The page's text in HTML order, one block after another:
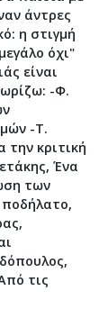
άντρες
η στιγμή
όχι"
είναι
-Φ.
-Τ.
την κριτική
Ένα
των
τις